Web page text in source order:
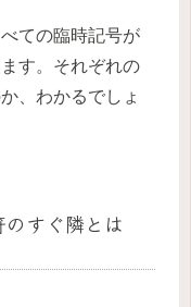
ての臨時記号が
す。それぞれの
、わかるでしょ
すぐ隣とは